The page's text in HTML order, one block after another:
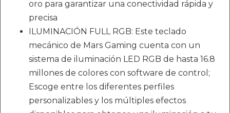
oro para garantizar una conectividad rápida y
precisa
ILUMINACIÓN FULL RGB: Este teclado
mecánico de Mars Gaming cuenta con un
sistema de iluminación LED RGB de hasta 16.8
millones de colores con software de control;
Escoge entre los diferentes perfiles
personalizables y los múltiples efectos